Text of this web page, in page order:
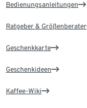
Bedienungsanleitungen
Ratgeber & Größenberater
Geschenkkarte
Geschenkideen
Kaffee-Wiki